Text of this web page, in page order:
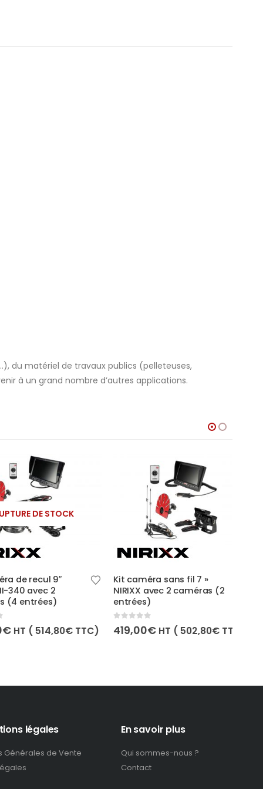
du matériel de travaux publics (pelleteuses,
à un grand nombre d’autres applications.
DE STOCK
recul 9″
avec 2
entrées)
(514,80€TTC)
Kit caméra sans fil 7 »
NIRIXX avec 2 caméras (2
entrées)
0 out of 5
419,00€HT (502,80€TTC)
légales
Générales de Vente
En savoir plus
Qui sommes-nous ?
Contact